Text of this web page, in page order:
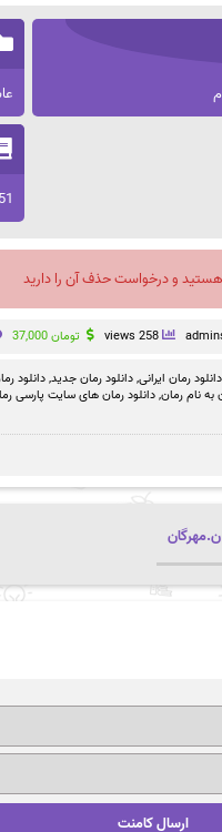
هستید و درخواست حذف آن را دارید
258 views تومان
دانلود رمان ایرانی,دانلود رمان جدید,دانلود
به نام رمان,دانلود رمان های سایت پارسی
ن.مهرگان